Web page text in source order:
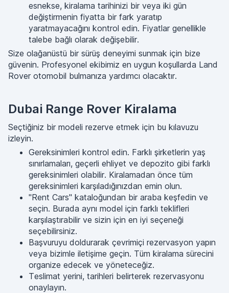
esnekse, kiralama tarihinizi bir veya iki gün
değiştirmenin fiyatta bir fark yaratıp
yaratmayacağını kontrol edin. Fiyatlar genellikle
talebe bağlı olarak değişebilir.
Size olağanüstü bir sürüş deneyimi sunmak için bize
güvenin. Profesyonel ekibimiz en uygun koşullarda Land
Rover otomobil bulmanıza yardımcı olacaktır.
Dubai Range Rover Kiralama
Seçtiğiniz bir modeli rezerve etmek için bu kılavuzu
izleyin.
Gereksinimleri kontrol edin. Farklı şirketlerin yaş
sınırlamaları, geçerli ehliyet ve depozito gibi farklı
gereksinimleri olabilir. Kiralamadan önce tüm
gereksinimleri karşıladığınızdan emin olun.
"Rent Cars" kataloğundan bir araba keşfedin ve
seçin. Burada aynı model için farklı teklifleri
karşılaştırabilir ve sizin için en iyi seçeneği
seçebilirsiniz.
Başvuruyu doldurarak çevrimiçi rezervasyon yapın
veya bizimle iletişime geçin. Tüm kiralama sürecini
organize edecek ve yöneteceğiz.
Teslimat yerini, tarihleri belirterek rezervasyonu
onaylayın.